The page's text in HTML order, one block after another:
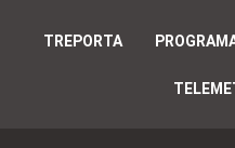
TREPORTA